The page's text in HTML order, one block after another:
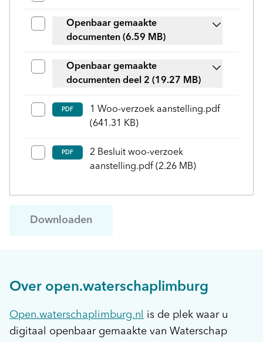
Openbaar gemaakte
documenten (6.59 MB)
Openbaar gemaakte
documenten deel 2 (19.27 MB)
PDF
1 Woo-verzoek aanstelling.pdf
(641.31 KB)
PDF
2 Besluit woo-verzoek
aanstelling.pdf (2.26 MB)
Downloaden
Over open.waterschaplimburg
Open.waterschaplimburg.nl
is de plek waar u
digitaal openbaar gemaakte van Waterschap